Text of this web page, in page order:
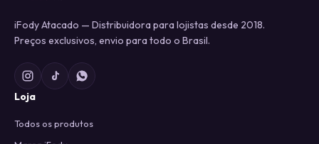
iFody Atacado — Distribuidora para lojistas desde 2018.
Preços exclusivos, envio para todo o Brasil.
Loja
Todos os produtos